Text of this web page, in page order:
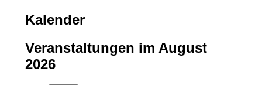
Kalender
Veranstaltungen im August
2026